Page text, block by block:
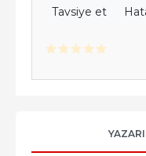
Tavsiye et